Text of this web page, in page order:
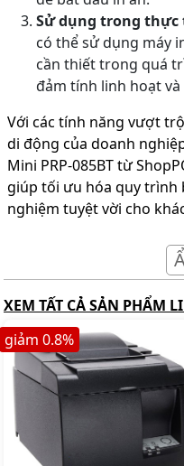
Sử dụng trong thực
có thể sử dụng máy
cần thiết trong quá
đảm tính linh hoạt và
Với các tính năng vượt
di động của doanh
Mini PRP-085BT từ
giúp tối ưu hóa quy trình
nghiệm tuyệt vời cho
XEM TẤT CẢ SẢN PHẨM
giảm 0.8%